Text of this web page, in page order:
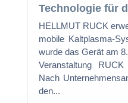
Technologie für
HELLMUT RUCK
mobile Kaltplasma-
wurde das Gerät am
Veranstaltung
Nach
den...